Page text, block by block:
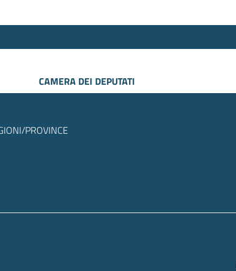
CAMERA DEI DEPUTATI
PROVINCE